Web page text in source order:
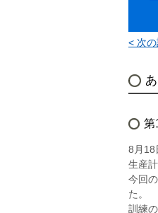
< 次
第
8月18
生産
今回
た。
訓練